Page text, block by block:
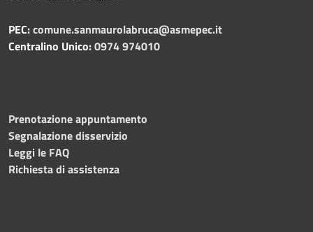
PEC:comune.sanmaurolabruca@asmepec.it
Centralino Unico:0974 974010
Prenotazione appuntamento
Segnalazione disservizio
Leggi le FAQ
Richiesta di assistenza